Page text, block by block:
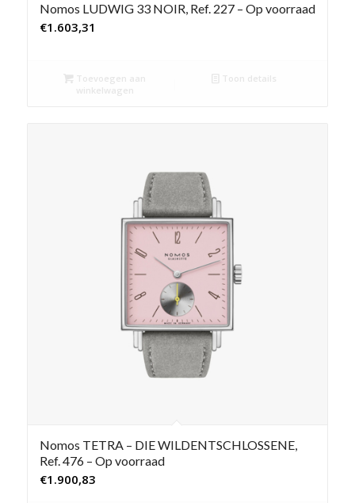
Nomos LUDWIG 33 NOIR, Ref. 227 – Op voorraad
€1.603,31
Toevoegen aan
winkelwagen
Toon details
Nomos TETRA – DIE WILDENTSCHLOSSENE,
Ref. 476 – Op voorraad
€1.900,83